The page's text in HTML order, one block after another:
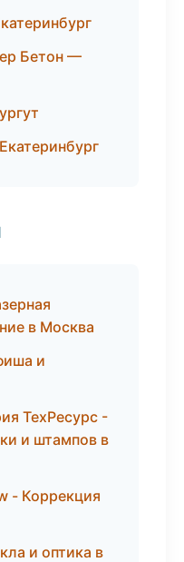
Бетон —
в Москва
и
ТехРесурс -
и штампов в
- Коррекция
и оптика в